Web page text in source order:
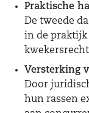
Praktische
De tweede
in de
Versterking
Door
hun rassen